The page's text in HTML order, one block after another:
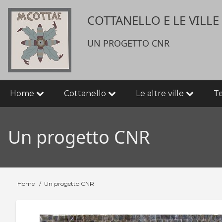
Salta
contenuto
principale
User
account
menu
COTTANELLO E LE
UN PROGETTO CNR
Main
Home Cottanello Le altre ville
Un progetto CNR
Briciole
Home Un progetto CNR